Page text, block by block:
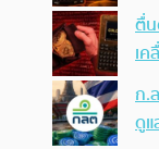
ตื่น
เค
ก.
ดู